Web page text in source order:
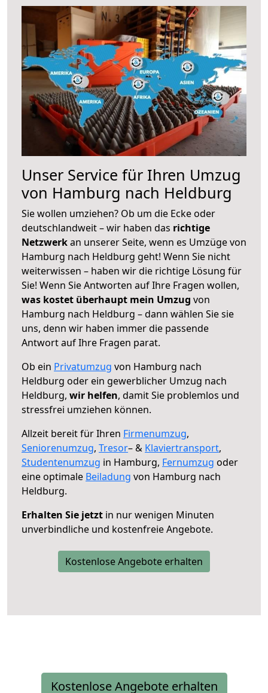
Unser Service für Ihren Umzug
von Hamburg nach Heldburg
Sie wollen umziehen? Ob um die Ecke oder
deutschlandweit – wir haben das richtige
Netzwerkan unserer Seite, wenn es Umzüge von
Hamburg nach Heldburg geht! Wenn Sie nicht
weiterwissen – haben wir die richtige Lösung für
Sie! Wenn Sie Antworten auf Ihre Fragen wollen,
was kostet überhaupt mein Umzug von
Hamburg nach Heldburg – dann wählen Sie sie
uns, denn wir haben immer die passende
Antwort auf Ihre Fragen parat.
Ob ein Privatumzug von Hamburg nach
Heldburg oder ein gewerblicher Umzug nach
Heldburg, wir helfen, damit Sie problemlos und
stressfrei umziehen können.
Allzeit bereit für Ihren Firmenumzug,
Seniorenumzug, Tresor– & Klaviertransport,
Studentenumzug in Hamburg, Fernumzug oder
eine optimale Beiladung von Hamburg nach
Heldburg.
Erhalten Sie jetzt in nur wenigen Minuten
unverbindliche und kostenfreie Angebote.
Kostenlose Angebote erhalten
Kostenlose Angebote erhalten